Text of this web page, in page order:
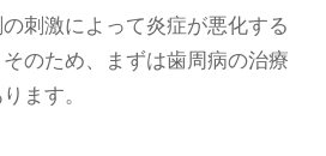
刺激によって炎症が悪化する
のため、まずは歯周病の治療
ます。